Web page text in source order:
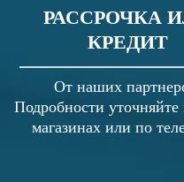
РАССРОЧКА
КРЕДИТ
От наших
Подробности
магазинах или по